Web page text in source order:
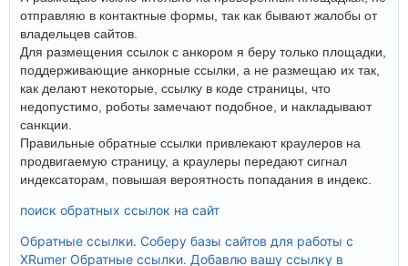
отправляю в контактные формы, так как бывают жалобы от
владельцев сайтов.
Для размещения ссылок с анкором я беру только площадки,
поддерживающие анкорные ссылки, а не размещаю их так,
как делают некоторые, ссылку в коде страницы, что
недопустимо, роботы замечают подобное, и накладывают
санкции.
Правильные обратные ссылки привлекают краулеров на
продвигаемую страницу, а краулеры передают сигнал
индексаторам, повышая вероятность попадания в индекс.
поиск обратных ссылок на сайт
Обратные ссылки. Соберу базы сайтов для работы с
XRumer Обратные ссылки. Добавлю вашу ссылку в